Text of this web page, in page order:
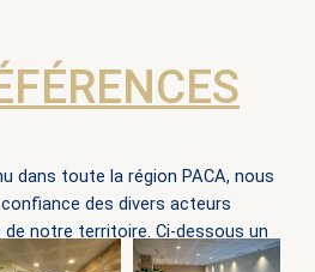
dans toute la région PACA, nous
des divers acteurs
notre territoire. Ci-dessous un
aperçu.